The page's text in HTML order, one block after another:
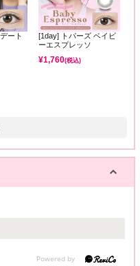
ート
[1day] トパーズ ベイビ
ーエスプレッソ
¥1,760(税込)